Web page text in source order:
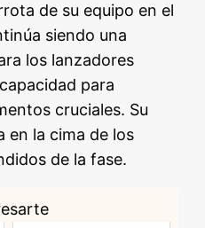
de su equipo en el
siendo una
los lanzadores
para
cruciales. Su
en la cima de los
de la fase.